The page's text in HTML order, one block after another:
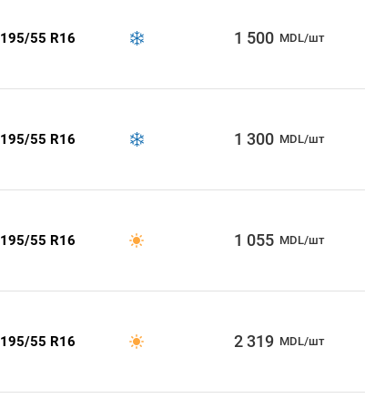
195/55 R16 1 500 MDL/шт
195/55 R16 1 300 MDL/шт
195/55 R16 1 055 MDL/шт
195/55 R16 2 319 MDL/шт